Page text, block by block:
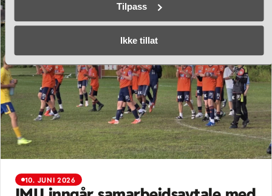
Tilpass
Ikke tillat
10. JUNI 2026